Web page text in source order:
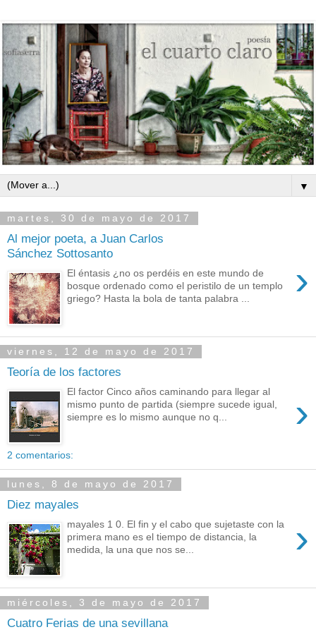
▼
martes, 30 de mayo de 2017
Al mejor poeta, a Juan Carlos
Sánchez Sottosanto
›
El éntasis ¿no os perdéis en este mundo de
bosque ordenado como el peristilo de un templo
griego? Hasta la bola de tanta palabra ...
viernes, 12 de mayo de 2017
Teoría de los factores
›
El factor Cinco años caminando para llegar al
mismo punto de partida (siempre sucede igual,
siempre es lo mismo aunque no q...
2 comentarios:
lunes, 8 de mayo de 2017
Diez mayales
›
mayales 1 0. El fin y el cabo que sujetaste con la
primera mano es el tiempo de distancia, la
medida, la una que nos se...
miércoles, 3 de mayo de 2017
Cuatro Ferias de una sevillana